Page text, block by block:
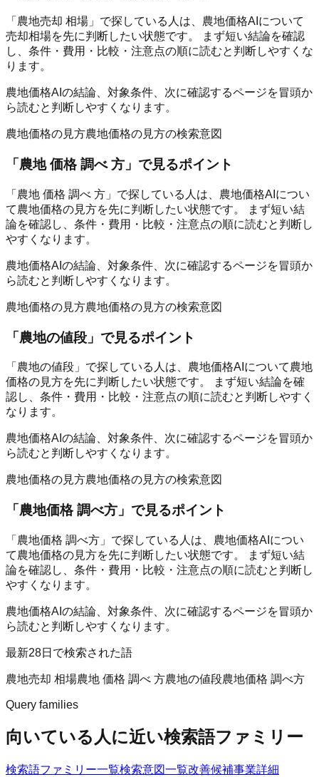
「農地売却 相場」で探している人は、農地価格AIについて
売却相場を先に判断したい状態です。 まず短い結論を確認
し、条件・費用・比較・注意点の順に読むと判断しやすくな
ります。
農地価格AIの結論、対象条件、次に確認するページを冒頭か
ら読むと判断しやすくなります。
農地価格の見方農地価格の見方の検索意図
「 農地 価格 調べ 方 」で見るポイント
「農地 価格 調べ 方」で探している人は、農地価格AIについ
て農地価格の見方を先に判断したい状態です。 まず短い結
論を確認し、条件・費用・比較・注意点の順に読むと判断し
やすくなります。
農地価格AIの結論、対象条件、次に確認するページを冒頭か
ら読むと判断しやすくなります。
農地価格の見方農地価格の見方の検索意図
「農地の値段 」で見るポイント
「農地の値段」で探している人は、農地価格AIについて農地
価格の見方を先に判断したい状態です。 まず短い結論を確
認し、条件・費用・比較・注意点の順に読むと判断しやすく
なります。
農地価格AIの結論、対象条件、次に確認するページを冒頭か
ら読むと判断しやすくなります。
農地価格の見方農地価格の見方の検索意図
「 農地価格 調べ方 」で見るポイント
「農地価格 調べ方」で探している人は、農地価格AIについ
て農地価格の見方を先に判断したい状態です。 まず短い結
論を確認し、条件・費用・比較・注意点の順に読むと判断し
やすくなります。
農地価格AIの結論、対象条件、次に確認するページを冒頭か
ら読むと判断しやすくなります。
最新28日で検索された語
農地売却 相場農地 価格 調べ 方農地の値段農地価格 調べ方
Query families
向いている人に近い検索語ファミリー
検索語ファミリー一覧検索意図一覧改善候補事業詳細